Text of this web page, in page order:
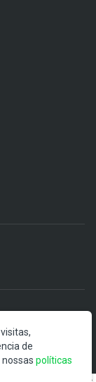
que
Nossas
boletins
de
políticas